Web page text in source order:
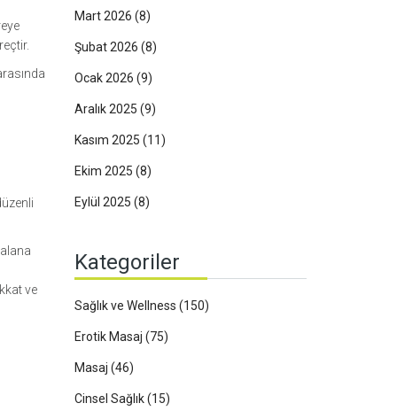
ve
Mart 2026 (8)
Şubat 2026 (8)
Ocak 2026 (9)
Aralık 2025 (9)
Kasım 2025 (11)
Ekim 2025 (8)
Eylül 2025 (8)
Kategoriler
Sağlık ve Wellness (150)
Erotik Masaj (75)
Masaj (46)
Cinsel Sağlık(15)